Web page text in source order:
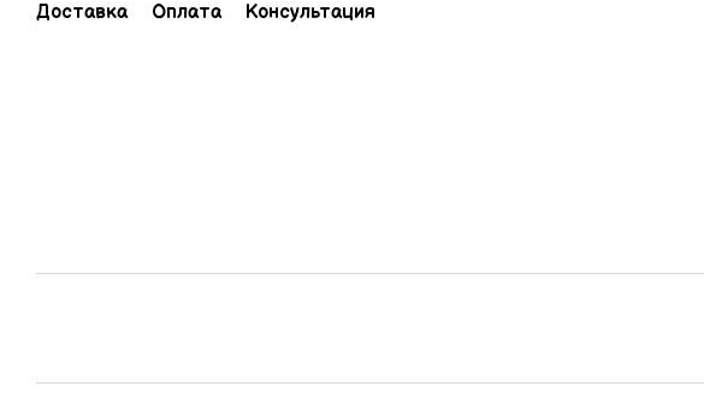
Доставка
Оплата Консультация